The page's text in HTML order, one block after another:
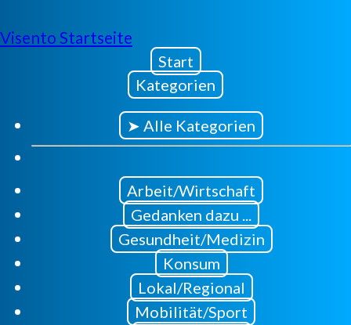
Visento Startseite
Start
Kategorien
➤ Alle Kategorien
Arbeit/Wirtschaft
Gedanken dazu ...
Gesundheit/Medizin
Konsum
Lokal/Regional
Mobilität/Sport